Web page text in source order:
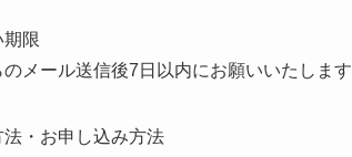
期限
のメール送信後7日以内にお願いいたします
法・お申し込み方法